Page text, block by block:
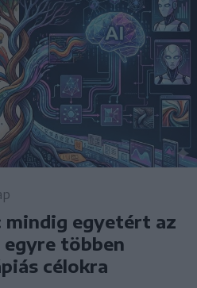
egyetért az
egyre többen
célokra